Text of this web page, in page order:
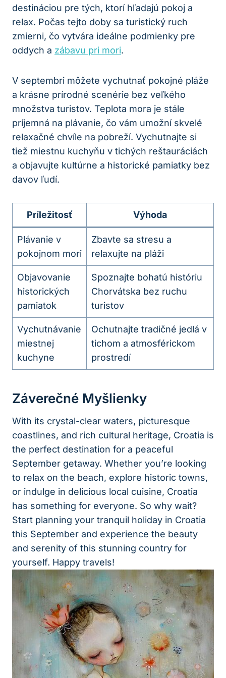
destináciou pre tých, ktorí hľadajú pokoj a
relax. Počas tejto doby sa turistický ruch
zmierni, čo vytvára ideálne podmienky pre
oddych a zábavu pri mori.
V septembri môžete vychutnať pokojné pláže
a krásne prírodné scenérie bez veľkého
množstva turistov. Teplota mora je stále
príjemná na plávanie, čo vám umožní skvelé
relaxačné chvíle na pobreží. Vychutnajte si
tiež miestnu kuchyňu v tichých reštauráciách
a objavujte kultúrne a historické pamiatky bez
davov ľudí.
Príležitosť Výhoda
Plávanie v
pokojnom mori
Zbavte sa stresu a
relaxujte na pláži
Objavovanie
historických
pamiatok
Spoznajte bohatú históriu
Chorvátska bez ruchu
turistov
Vychutnávanie
miestnej
kuchyne
Ochutnajte tradičné jedlá v
tichom a atmosférickom
prostredí
Záverečné Myšlienky
With its crystal-clear waters, picturesque
coastlines, and rich cultural heritage, Croatia is
the perfect destination for a peaceful
September getaway. Whether you’re looking
to relax on the beach, explore historic towns,
or indulge in delicious local cuisine, Croatia
has something for everyone. So why wait?
Start planning your tranquil holiday in Croatia
this September and experience the beauty
and serenity of this stunning country for
yourself. Happy travels!